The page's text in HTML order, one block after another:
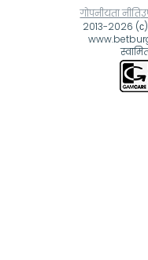
2013-2026 (с)
गोपनीयता नीति